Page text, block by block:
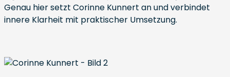
Genau hier setzt Corinne Kunnert an und verbindet
innere Klarheit mit praktischer Umsetzung.